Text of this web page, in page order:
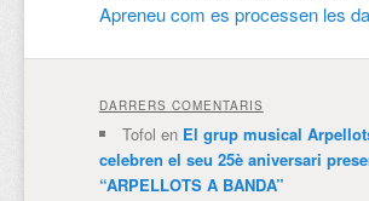
Apreneu com es processen les
DARRERS COMENTARIS
Tofol en El grup musical
celebren el seu 25è aniversari
“ARPELLOTS A BANDA”